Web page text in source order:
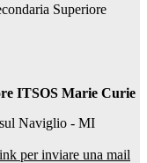
Superiore
ITSOS Marie Curie
Naviglio - MI
per inviare una mail